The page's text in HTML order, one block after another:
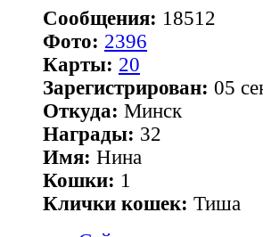
Сообщения: 18512
Фото: 2396
Карты: 20
Зарегистрирован: 05
Откуда: Минск
Награды: 32
Имя: Нина
Кошки: 1
Клички кошек: Тиша